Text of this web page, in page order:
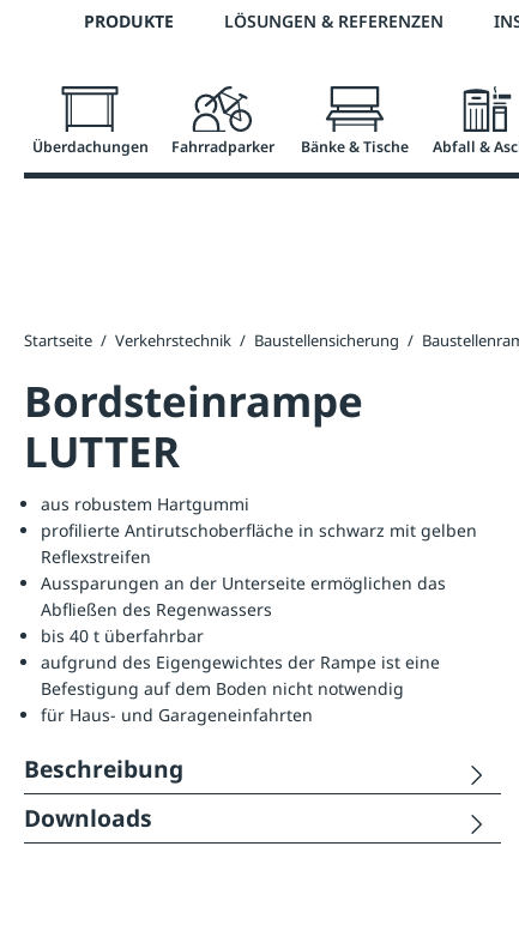
Zur Hauptnavigation springen
Telefon: 0800 / 100 49 02
PRODUKTE LÖSUNGEN & REFERENZEN
Überdachungen Fahrradparker Bänke & Tische Abfall &
Startseite / Verkehrstechnik / Baustellensicherung /
Bordsteinrampe
LUTTER
aus robustem Hartgummi
profilierte Antirutschoberfläche in schwarz mit gelben
Reflexstreifen
Aussparungen an der Unterseite ermöglichen das
Abfließen des Regenwassers
bis 40 t überfahrbar
aufgrund des Eigengewichtes der Rampe ist eine
Befestigung auf dem Boden nicht notwendig
für Haus- und Garageneinfahrten
Beschreibung
Downloads